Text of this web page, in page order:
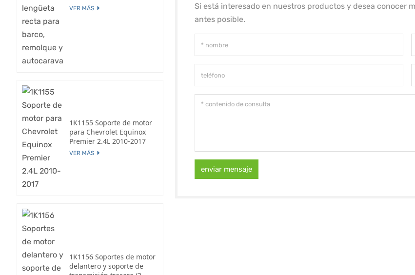
Si está interesado en nuestros productos y desea conocer
antes posible.
enviar mensaje
VER MÁS
1K1155 Soporte de motor
para Chevrolet Equinox
Premier 2.4L 2010-2017
VER MÁS
1K1156 Soportes de motor
delantero y soporte de